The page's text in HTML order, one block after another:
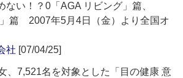
い！？0「AGA リビング」篇、
」篇 2007年5月4日（金）より全国オ
社 [07/04/25]
、7,521名を対象とした「目の健康 意